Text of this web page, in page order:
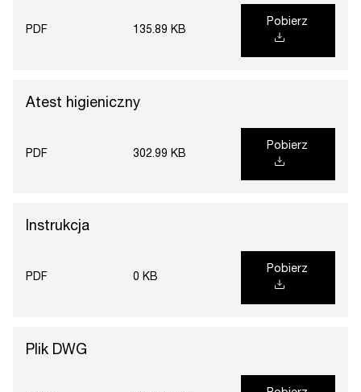
PDF 135.89 KB
Pobierz
Atest higieniczny
PDF 302.99 KB
Pobierz
Instrukcja
PDF 0 KB
Pobierz
Plik DWG